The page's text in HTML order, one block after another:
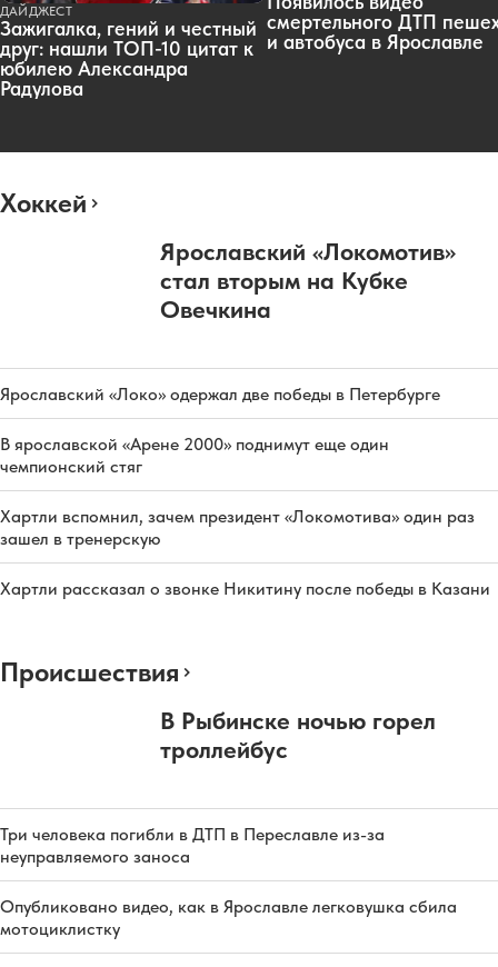
ДАЙДЖЕСТ
Зажигалка, гений и честный
друг: нашли ТОП-10 цитат к
юбилею Александра
Радулова
смертельного ДТП
и автобуса в Ярославле
Хоккей
Ярославский «Локомотив»
стал вторым на Кубке
Овечкина
Ярославский «Локо» одержал две победы в Петербурге
В ярославской «Арене 2000» поднимут еще один
чемпионский стяг
Хартли вспомнил, зачем президент «Локомотива» один раз
зашел в тренерскую
Хартли рассказал о звонке Никитину после победы в Казани
Происшествия
В Рыбинске ночью горел
троллейбус
Три человека погибли в ДТП в Переславле из-за
неуправляемого заноса
Опубликовано видео, как в Ярославле легковушка сбила
мотоциклистку